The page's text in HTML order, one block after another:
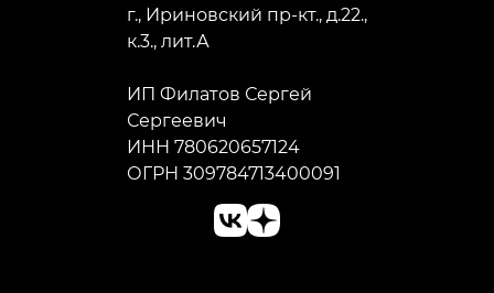
г., Ириновский пр-кт., д.22.,
к.3., лит.А
ИП Филатов Сергей
Сергеевич
ИНН 780620657124
ОГРН 309784713400091